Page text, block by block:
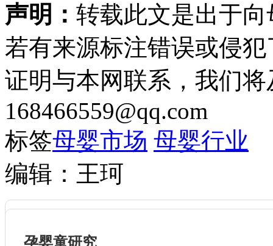
声明： 转载此文是出于
若有来源标注错误或侵
证明与本网联系，我们
168466559@qq.com
标签母婴市场 母婴行业
编辑：王珂
孕婴童研究